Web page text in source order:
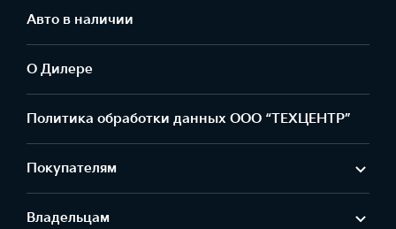
Авто в наличии
О Дилере
Политика обработки данных ООО “ТЕХЦЕНТР”
Покупателям
Владельцам